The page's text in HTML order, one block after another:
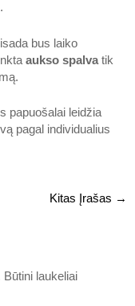
bus laiko
aukso spalva tik
papuošalai leidžia
pagal individualius
Kitas Įrašas →
Būtini laukeliai